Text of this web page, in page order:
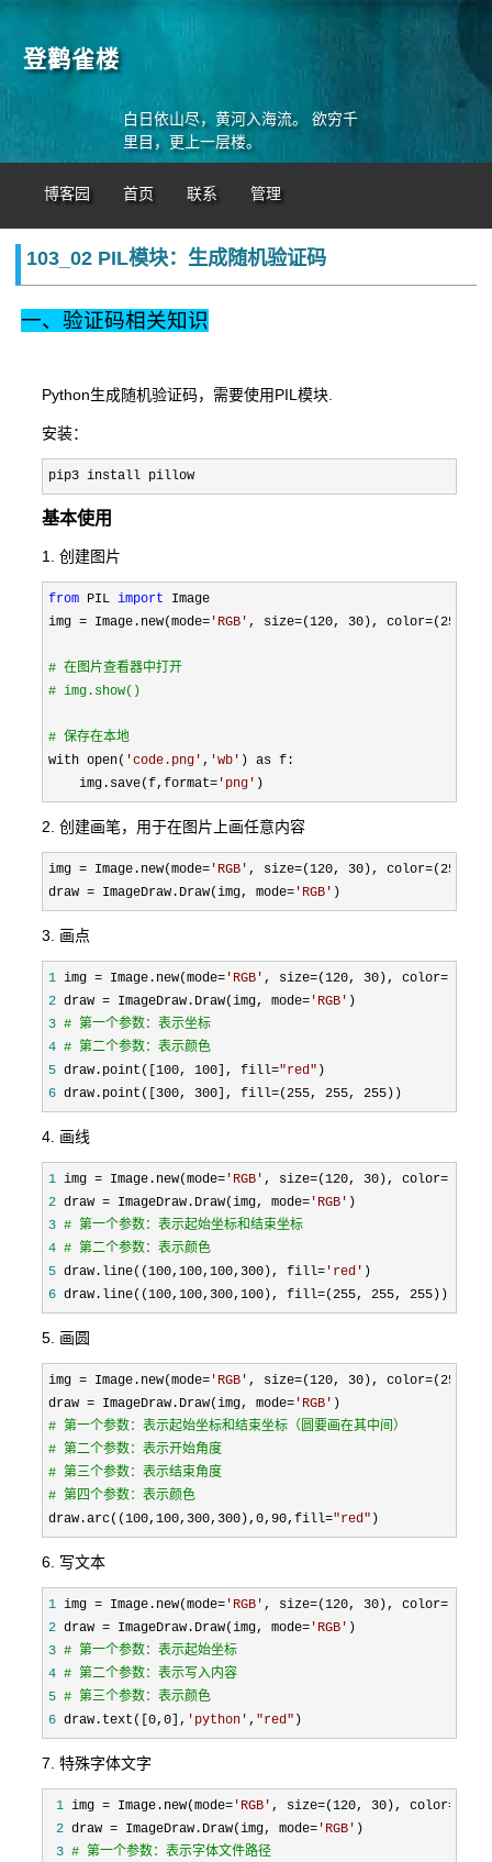
登鹳雀楼
白日依山尽，黄河入海流。 欲穷千
里目，更上一层楼。
博客园 首页 联系 管理
103_02 PIL模块：生成随机验证码
一、验证码相关知识
Python生成随机验证码，需要使用PIL模块.
安装：
pip3 install pillow
基本使用
1. 创建图片
from PIL import Image
img = Image.new(mode= ' RGB ' , size=(120, 30), color=(255,
# 在图片查看器中打开
# img.show()
# 保存在本地
with open( 'code.png ' , 'wb ' ) as f:
    img.save(f,format
= ' png ' )
2. 创建画笔，用于在图片上画任意内容
img = Image.new(mode= ' RGB ' , size=(120, 30), color=(255,
draw = ImageDraw.Draw(img, mode= ' RGB ' )
3. 画点
1 img = Image.new(mode= ' RGB ' , size=(120, 30), color=(255,
2 draw = ImageDraw.Draw(img, mode= ' RGB '
3 # 第一个参数：表示坐标
4 # 第二个参数：表示颜色
5 draw.point([100, 100], fill="red"
6 draw.point([300, 300], fill=(255, 255, 255))
4. 画线
1 img = Image.new(mode= ' RGB ' , size=(120, 30), color=(255,
2 draw = ImageDraw.Draw(img, mode= ' RGB '
3 # 第一个参数：表示起始坐标和结束坐标
4 # 第二个参数：表示颜色
5 draw.line((100,100,100,300), fill= ' red '
6 draw.line((100,100,300,100), fill=(255, 255, 255))
5. 画圆
img = Image.new(mode= ' RGB ' , size=(120, 30), color=(255,
draw = ImageDraw.Draw(img, mode= ' RGB '
# 第一个参数：表示起始坐标和结束坐标（圆要画在其中间）
# 第二个参数：表示开始角度
# 第三个参数：表示结束角度
# 第四个参数：表示颜色
draw.arc((100,100,300,300),0,90,fill="red" )
6. 写文本
1 img = Image.new(mode= ' RGB ' , size=(120, 30), color=(255,
2 draw = ImageDraw.Draw(img, mode= ' RGB '
3 # 第一个参数：表示起始坐标
4 # 第二个参数：表示写入内容
5 # 第三个参数：表示颜色
6 draw.text([0,0], ' python ' , "red" )
7. 特殊字体文字
1 img = Image.new(mode= ' RGB ' , size=(120, 30),
2 draw = ImageDraw.Draw(img, mode= ' RGB '
3 # 第一个参数：表示字体文件路径